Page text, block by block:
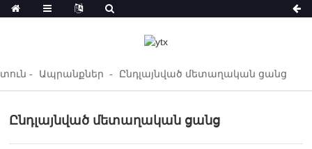
տուն Ապրանքներ Ընդլայնված մետաղական ցանց
Ընդլայնված մետաղական ցանց